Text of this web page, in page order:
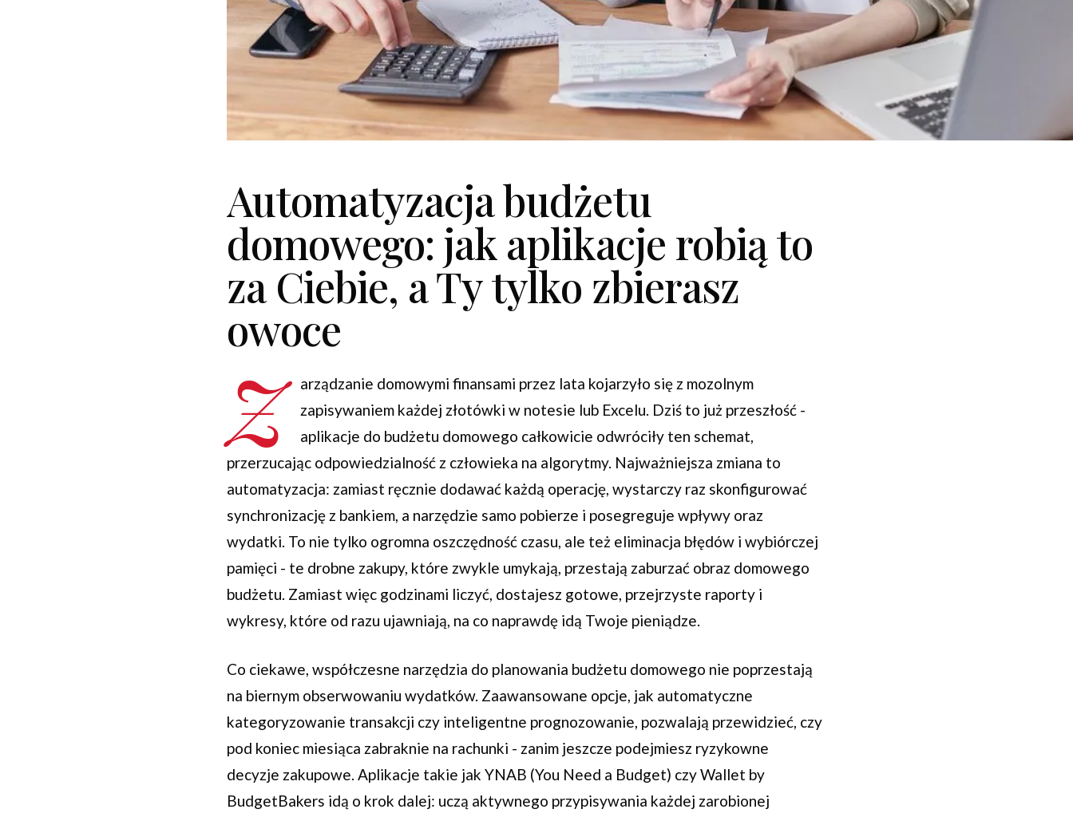
Automatyzacja budżetu
domowego: jak aplikacje robią to
za Ciebie, a Ty tylko zbierasz
owoce
Z
arządzanie domowymi finansami przez lata kojarzyło się z mozolnym
zapisywaniem każdej złotówki w notesie lub Excelu. Dziś to już przeszłość -
aplikacje do budżetu domowego całkowicie odwróciły ten schemat,
przerzucając odpowiedzialność z człowieka na algorytmy. Najważniejsza zmiana to
automatyzacja: zamiast ręcznie dodawać każdą operację, wystarczy raz skonfigurować
synchronizację z bankiem, a narzędzie samo pobierze i posegreguje wpływy oraz
wydatki. To nie tylko ogromna oszczędność czasu, ale też eliminacja błędów i wybiórczej
pamięci - te drobne zakupy, które zwykle umykają, przestają zaburzać obraz domowego
budżetu. Zamiast więc godzinami liczyć, dostajesz gotowe, przejrzyste raporty i
wykresy, które od razu ujawniają, na co naprawdę idą Twoje pieniądze.
Co ciekawe, współczesne narzędzia do planowania budżetu domowego nie poprzestają
na biernym obserwowaniu wydatków. Zaawansowane opcje, jak automatyczne
kategoryzowanie transakcji czy inteligentne prognozowanie, pozwalają przewidzieć, czy
pod koniec miesiąca zabraknie na rachunki - zanim jeszcze podejmiesz ryzykowne
decyzje zakupowe. Aplikacje takie jak YNAB (You Need a Budget) czy Wallet by
BudgetBakers idą o krok dalej: uczą aktywnego przypisywania każdej zarobionej